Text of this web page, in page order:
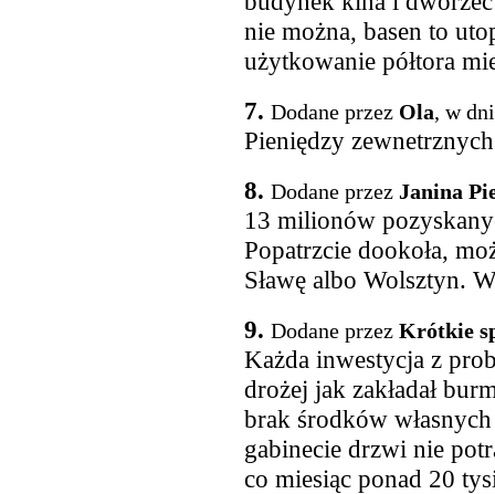
nie można, basen to
użytkowanie półtora
7. Dodane przez Ola, w
Pieniędzy zewnetrznych
8. Dodane przez Janina
13 milionów
Popatrzcie dookoła,
Sławę albo Wolsztyn.
9. Dodane przez Krótkie
Każda inwestycja z
drożej jak zakładał
brak środków
gabinecie drzwi nie
co miesiąc ponad 20